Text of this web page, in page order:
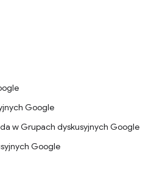
Google
w Grupach dyskusyjnych Google
Google